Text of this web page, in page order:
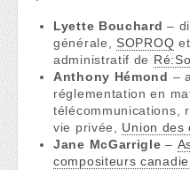
Lyette Bouchard –
générale, SOPROQ
administratif de
Anthony Hémond –
réglementation en
télécommunications,
vie privée, Union des
Jane McGarrigle –
compositeurs